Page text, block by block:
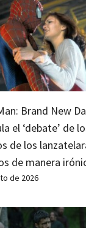
Brand New
el ‘debate’ de
de los
de manera
de 2026